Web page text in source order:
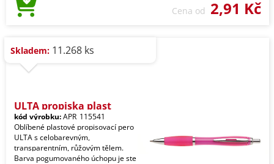
Cena od 2,91 Kč
Skladem: 11.268 ks
ULTA propiska plast
kód výrobku:APR_115541
Oblíbené plastové propisovací pero
ULTA s celobarevným,
transparentním, růžovým tělem.
Barva pogumovaného úchopu je ste